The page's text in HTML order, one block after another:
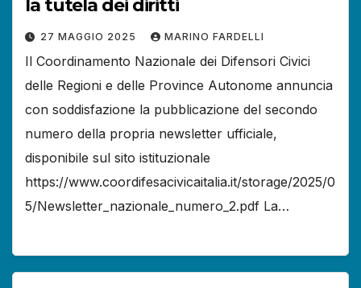
la tutela dei diritti
27 MAGGIO 2025 MARINO FARDELLI
Il Coordinamento Nazionale dei Difensori Civici
delle Regioni e delle Province Autonome annuncia
con soddisfazione la pubblicazione del secondo
numero della propria newsletter ufficiale,
disponibile sul sito istituzionale
https://www.coordifesacivicaitalia.it/storage/2025/0
5/Newsletter_nazionale_numero_2.pdf La…